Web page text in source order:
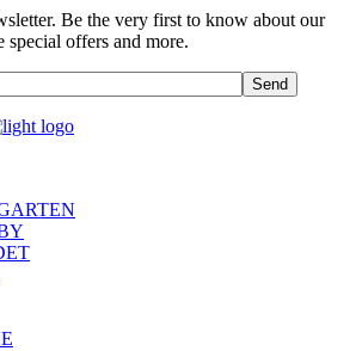
Be the very first to know about our
offers and more.
Send